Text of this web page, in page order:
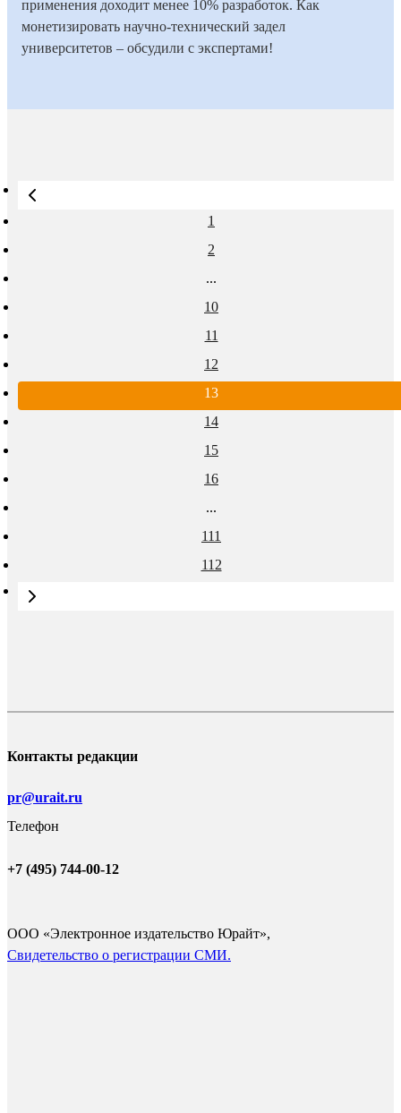
применения доходит менее 10% разработок. Как
монетизировать научно-технический задел
университетов – обсудили с экспертами!
1
2
...
10
11
12
13
14
15
16
...
111
112
Контакты редакции
pr@urait.ru
Телефон
+7 (495) 744-00-12
ООО «Электронное издательство Юрайт»,
Cвидетельство о регистрации СМИ.